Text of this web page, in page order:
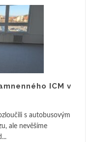
ICM v
s autobusovým
ale nevěšíme